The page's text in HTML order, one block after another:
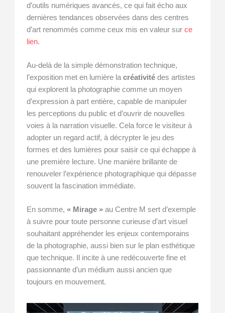
d’outils numériques avancés, ce qui fait écho aux
dernières tendances observées dans des centres
d’art renommés comme ceux mis en valeur surce
lien.
Au-delà de la simple démonstration technique,
l’exposition met en lumière lacréativité des artistes
qui explorent la photographie comme un moyen
d’expression à part entière, capable de manipuler
les perceptions du public et d’ouvrir de nouvelles
voies à la narration visuelle. Cela force le visiteur à
adopter un regard actif, à décrypter le jeu des
formes et des lumières pour saisir ce qui échappe à
une première lecture. Une manière brillante de
renouveler l’expérience photographique qui dépasse
souvent la fascination immédiate.
En somme,« Mirage » au Centre M sert d’exemple
à suivre pour toute personne curieuse d’art visuel
souhaitant appréhender les enjeux contemporains
de la photographie, aussi bien sur le plan esthétique
que technique. Il incite à une redécouverte fine et
passionnante d’un médium aussi ancien que
toujours en mouvement.